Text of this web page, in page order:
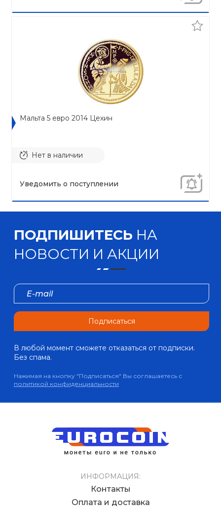
Мальта 5 евро 2014 Цехин
Нет в наличии
Уведомить о поступлении
ПОДПИШИТЕСЬ НА
НОВОСТИ И АКЦИИ
Подписаться
В любой момент сможете отказаться от подписки.
Без спама.
Нажимая на кнопку "Подписаться" Вы соглашаетесь с
политикой конфиденциальности
ИНФОРМАЦИЯ:
Контакты
Оплата и доставка